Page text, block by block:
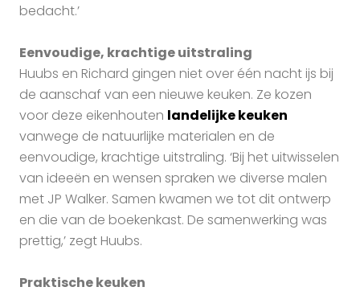
bedacht.’
Eenvoudige, krachtige uitstraling
Huubs en Richard gingen niet over één nacht ijs bij
de aanschaf van een nieuwe keuken. Ze kozen
voor deze eikenhouten landelijke keuken
vanwege de natuurlijke materialen en de
eenvoudige, krachtige uitstraling. ‘Bij het uitwisselen
van ideeën en wensen spraken we diverse malen
met JP Walker. Samen kwamen we tot dit ontwerp
en die van de boekenkast. De samenwerking was
prettig,’ zegt Huubs.
Praktische keuken